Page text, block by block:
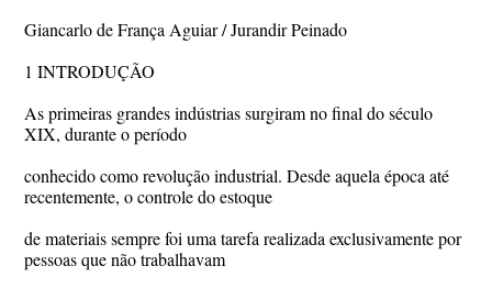
Giancarlo de França Aguiar / Jurandir Peinado
1 INTRODUÇÃO
As primeiras grandes indústrias surgiram no final do século
XIX, durante o período
conhecido como revolução industrial. Desde aquela época até
recentemente, o controle do estoque
de materiais sempre foi uma tarefa realizada exclusivamente por
pessoas que não trabalhavam